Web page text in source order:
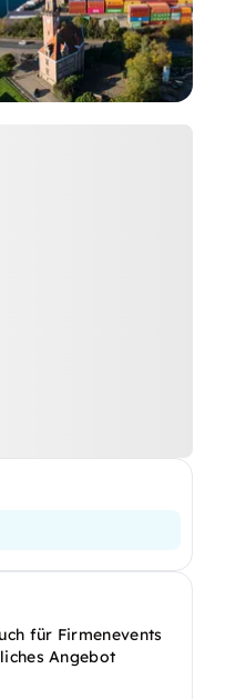
für Firmenevents
Angebot